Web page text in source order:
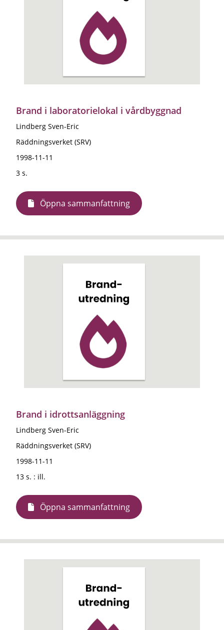
Brand i laboratorielokal i vårdbyggnad
Lindberg Sven-Eric
Räddningsverket (SRV)
1998-11-11
3 s.
Öppna sammanfattning
Brand i idrottsanläggning
Lindberg Sven-Eric
Räddningsverket (SRV)
1998-11-11
13 s. : ill.
Öppna sammanfattning